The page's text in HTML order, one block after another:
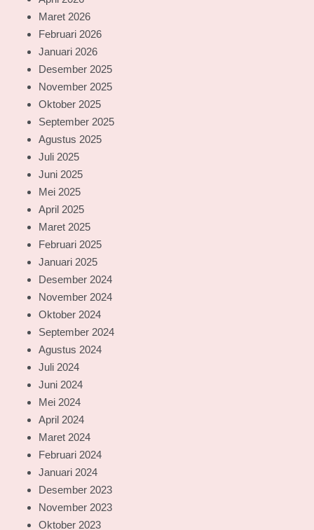
Maret 2026
Februari 2026
Januari 2026
Desember 2025
November 2025
Oktober 2025
September 2025
Agustus 2025
Juli 2025
Juni 2025
Mei 2025
April 2025
Maret 2025
Februari 2025
Januari 2025
Desember 2024
November 2024
Oktober 2024
September 2024
Agustus 2024
Juli 2024
Juni 2024
Mei 2024
April 2024
Maret 2024
Februari 2024
Januari 2024
Desember 2023
November 2023
Oktober 2023